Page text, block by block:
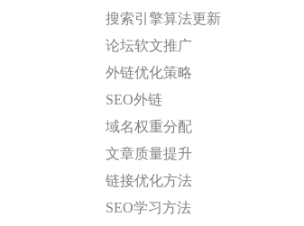
搜索引擎算法更新
论坛软文推广
外链优化策略
SEO外链
域名权重分配
文章质量提升
链接优化方法
SEO学习方法